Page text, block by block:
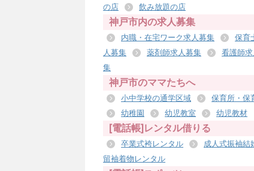
の店
飲み放題の店
神戸市内の求人募集
内職・在宅ワーク求人募集
保育
人募集
薬剤師求人募集
看護師
集
神戸市のママたちへ
小中学校の通学区域
保育所・保
幼稚園
幼児教室 幼児教材
[電話帳]レンタル借りる
卒業式袴レンタル
成人式振袖結
留袖着物レンタル